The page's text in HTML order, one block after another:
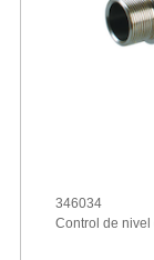
346034
Control de nivel